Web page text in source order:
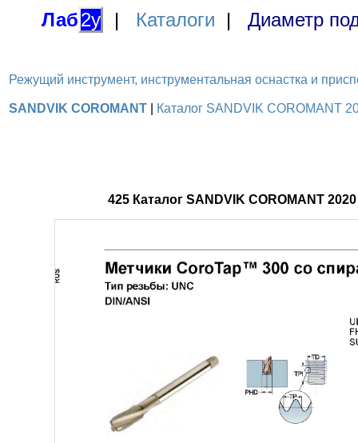
Лаб2у | Каталоги | Диаметр
Режущий инструмент, инструментальная оснастка и
SANDVIK COROMANT Каталог SANDVIK COROMANT
425 Каталог SANDVIK COROMANT